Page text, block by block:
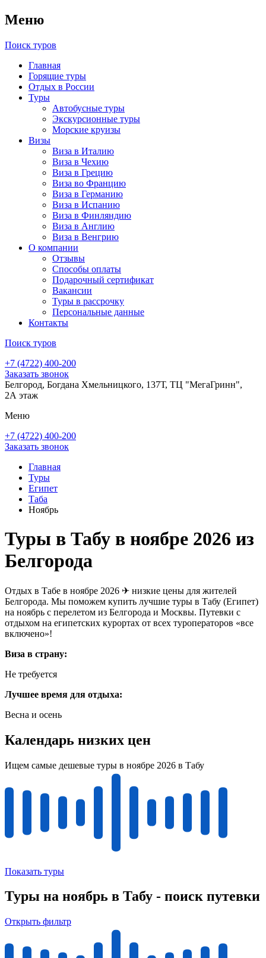
Меню
Поиск туров
Главная
Горящие туры
Отдых в России
Туры
Автобусные туры
Экскурсионные туры
Морские круизы
Визы
Виза в Италию
Виза в Чехию
Виза в Грецию
Виза во Францию
Виза в Германию
Виза в Испанию
Виза в Финляндию
Виза в Англию
Виза в Венгрию
О компании
Отзывы
Способы оплаты
Подарочный сертификат
Вакансии
Туры в рассрочку
Персональные данные
Контакты
Поиск туров
+7 (4722) 400-200
Заказать звонок
Белгород, Богдана Хмельницкого, 137Т, ТЦ "МегаГринн",
2А этаж
Меню
+7 (4722) 400-200
Заказать звонок
Главная
Туры
Египет
Таба
Ноябрь
Туры в Табу в ноябре 2026 из
Белгорода
Отдых в Табе в ноябре 2026 ✈ низкие цены для жителей
Белгорода. Мы поможем купить лучшие туры в Табу (Египет)
на ноябрь с перелетом из Белгорода и Москвы. Путевки с
отдыхом на египетских курортах от всех туроператоров «все
включено»!
Виза в страну:
Не требуется
Лучшее время для отдыха:
Весна и осень
Календарь низких цен
Ищем самые дешевые туры в ноябре 2026 в Табу
Показать туры
Туры на ноябрь в Табу - поиск путевки
Открыть фильтр